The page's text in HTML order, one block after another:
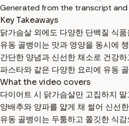
Generated from the transcript
Key Takeaways
닭가슴살 외에도 다양한 단백질 식
유동 골뱅이는 맛과 영양을 동시에
간단한 양념과 신선한 채소로 건강
파스타와 같은 다양한 요리에 유동
What the video covers
다이어트 시 닭가슴살만 고집하지
양배추와 양파를 얇게 채 썰어 신선
유동 골뱅이는 두툼하고 쫄깃한 식